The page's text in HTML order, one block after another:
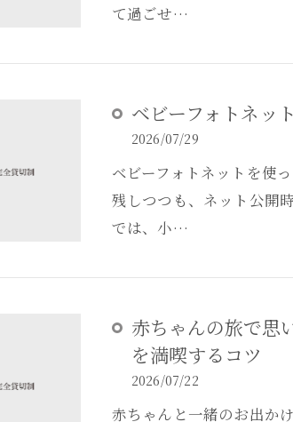
て過ごせ…
ベビーフォトネッ
2026/07/29
ベビーフォトネットを使
残しつつも、ネット公開
では、小…
赤ちゃんの旅で思
を満喫するコツ
2026/07/22
赤ちゃんと一緒のお出か